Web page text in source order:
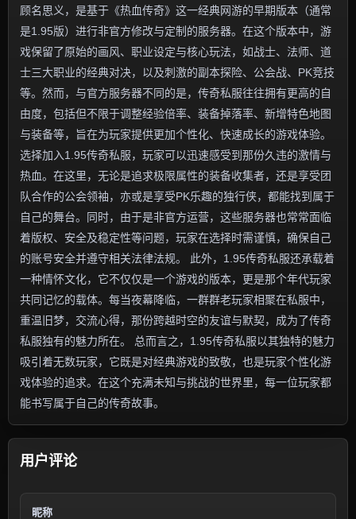
顾名思义，是基于《热血传奇》这一经典网游的早期版本（通常
是1.95版）进行非官方修改与定制的服务器。在这个版本中，游
戏保留了原始的画风、职业设定与核心玩法，如战士、法师、道
士三大职业的经典对决，以及刺激的副本探险、公会战、PK竞技
等。然而，与官方服务器不同的是，传奇私服往往拥有更高的自
由度，包括但不限于调整经验倍率、装备掉落率、新增特色地图
与装备等，旨在为玩家提供更加个性化、快速成长的游戏体验。
选择加入1.95传奇私服，玩家可以迅速感受到那份久违的激情与
热血。在这里，无论是追求极限属性的装备收集者，还是享受团
队合作的公会领袖，亦或是享受PK乐趣的独行侠，都能找到属于
自己的舞台。同时，由于是非官方运营，这些服务器也常常面临
着版权、安全及稳定性等问题，玩家在选择时需谨慎，确保自己
的账号安全并遵守相关法律法规。 此外，1.95传奇私服还承载着
一种情怀文化，它不仅仅是一个游戏的版本，更是那个年代玩家
共同记忆的载体。每当夜幕降临，一群群老玩家相聚在私服中，
重温旧梦，交流心得，那份跨越时空的友谊与默契，成为了传奇
私服独有的魅力所在。 总而言之，1.95传奇私服以其独特的魅力
吸引着无数玩家，它既是对经典游戏的致敬，也是玩家个性化游
戏体验的追求。在这个充满未知与挑战的世界里，每一位玩家都
能书写属于自己的传奇故事。
用户评论
昵称